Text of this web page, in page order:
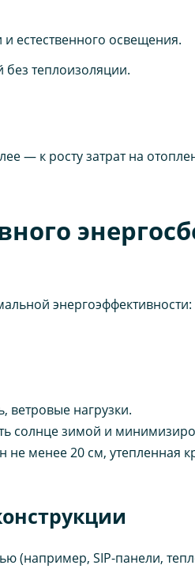
естественного освещения.
теплоизоляции.
— к росту затрат на
энергоэффективности:
ветровые нагрузки.
солнце зимой и
менее 20 см, утепленная
(например, SIP-панели,